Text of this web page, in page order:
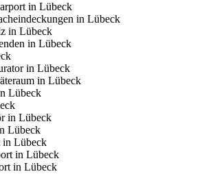
in Lübeck
in Lübeck
in Lübeck
in Lübeck
in Lübeck
in Lübeck
Lübeck
in Lübeck
Lübeck
in Lübeck
in Lübeck
in Lübeck